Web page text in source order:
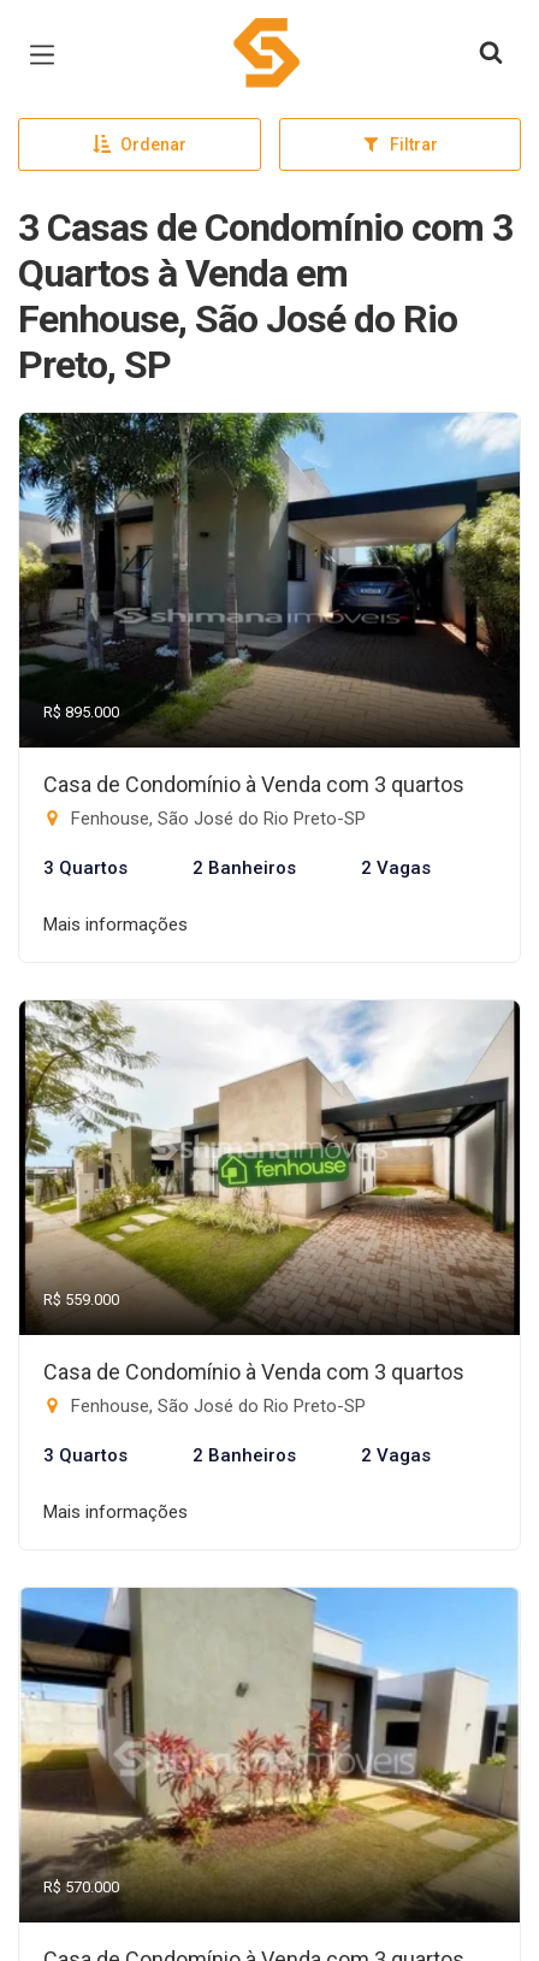
Página inicial
Ordenar Filtrar
3 Casas de Condomínio com 3
Quartos à Venda em
Fenhouse, São José do Rio
Preto, SP
R$ 895.000
Casa de Condomínio à Venda com 3 quartos
Fenhouse, São José do Rio Preto-SP
3 Quartos 2 Banheiros 2 Vagas
Mais informações
R$ 559.000
Casa de Condomínio à Venda com 3 quartos
Fenhouse, São José do Rio Preto-SP
3 Quartos 2 Banheiros 2 Vagas
Mais informações
R$ 570.000